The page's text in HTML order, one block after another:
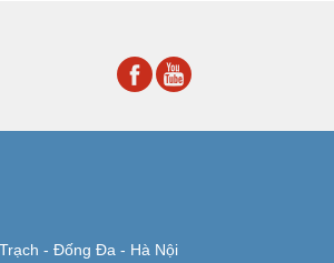
- Đống Đa - Hà Nội